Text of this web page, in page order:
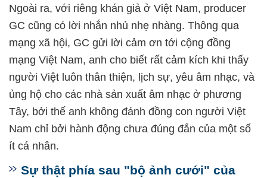
Ngoài ra, với riêng khán giả ở Việt Nam, producer
GC cũng có lời nhắn nhủ nhẹ nhàng. Thông qua
mạng xã hội, GC gửi lời cảm ơn tới cộng đồng
mạng Việt Nam, anh cho biết rất cảm kích khi thấy
người Việt luôn thân thiện, lịch sự, yêu âm nhạc, và
ủng hộ cho các nhà sản xuất âm nhạc ở phương
Tây, bởi thế anh không đánh đồng con người Việt
Nam chỉ bởi hành động chưa đúng đắn của một số
ít cá nhân.
Sự thật phía sau "bộ ảnh cưới" của